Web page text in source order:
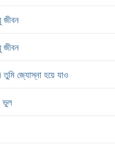
জীবন
জীবন
তুমি জ্যোস্না হয়ে যাও
ভুল